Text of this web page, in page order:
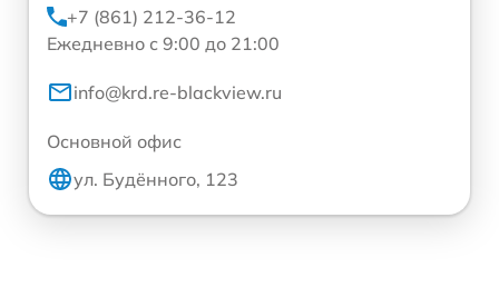
+7 (861) 212-36-12
Ежедневно с 9:00 до 21:00
info@krd.re-blackview.ru
Основной офис
ул. Будённого, 123